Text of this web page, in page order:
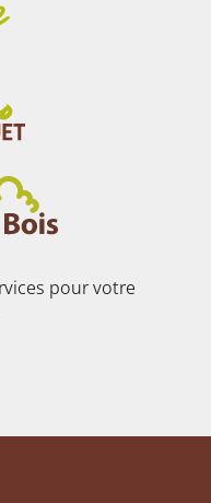
pour votre